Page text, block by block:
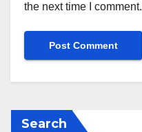
the next time I comment.
Search